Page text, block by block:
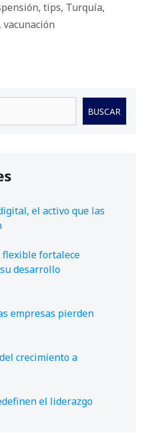
, tips, Turquía,
, vacunación
BUSCAR
el activo que las
fortalece
desarrollo
empresas pierden
crecimiento a
el liderazgo